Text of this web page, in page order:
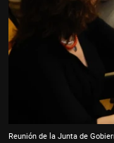
Reunión de la Junta de